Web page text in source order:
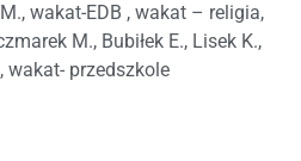
wakat-EDB , wakat – religia,
M., Bubiłek E., Lisek K.,
wakat- przedszkole